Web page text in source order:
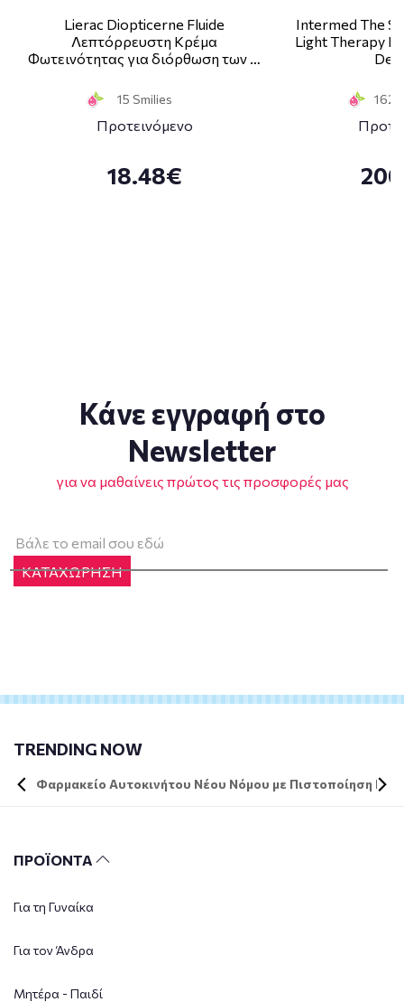
Lierac Diopticerne Fluide
Λεπτόρρευστη Κρέμα
Φωτεινότητας για διόρθωση των …
15 Smilies
Προτεινόμενο
18.48€
Intermed The
Light Therapy
162
Κάνε εγγραφή στο
Newsletter
για να μαθαίνεις πρώτος τις προσφορές μας
ΚΑΤΑΧΩΡΗΣΗ
TRENDING NOW
Φαρμακείο Αυτοκινήτου Νέου Νόμου με Πιστοποίηση DIN
ΠΡΟΪΟΝΤΑ
Για τη Γυναίκα
Για τον Άνδρα
Μητέρα - Παιδί